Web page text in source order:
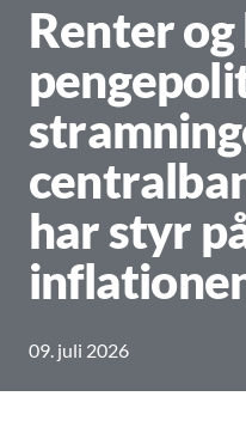
Renter
har styr
09. juli 2026